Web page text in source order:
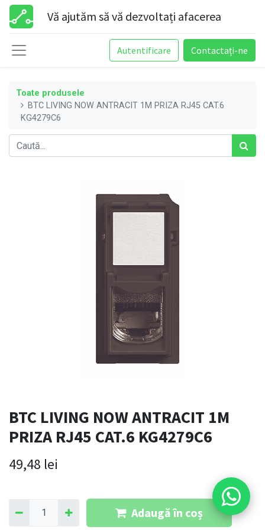
Vă ajutăm să vă dezvoltați afacerea
Autentificare Contactați-ne
Toate produsele
BTC LIVING NOW ANTRACIT 1M PRIZA RJ45 CAT.6
KG4279C6
BTC LIVING NOW ANTRACIT 1M
PRIZA RJ45 CAT.6 KG4279C6
49,48 lei
Adaugă în coș